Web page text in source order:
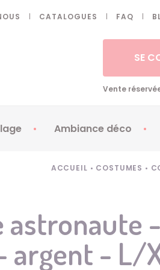
CATALOGUES FAQ
SE
Vente
Ambiance déco
Ballons
Bougies
Décoration
ACCUEIL • COSTUMES •
astronaute -
argent - L/